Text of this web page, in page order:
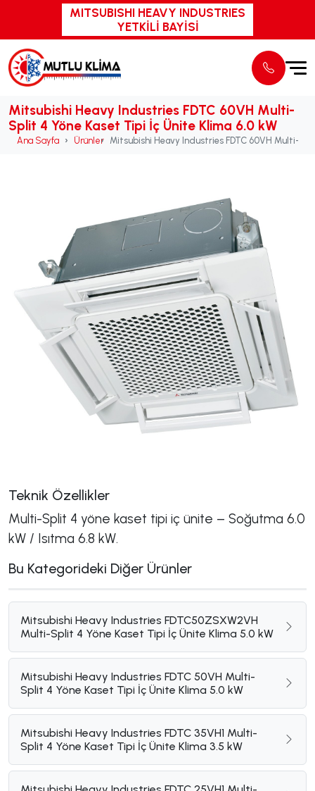
MITSUBISHI HEAVY INDUSTRIES
YETKİLİ BAYİSİ
Mitsubishi Heavy Industries FDTC 60VH Multi-
Split 4 Yöne Kaset Tipi İç Ünite Klima 6.0 kW
Ana Sayfa Ürünler Mitsubishi Heavy Industries FDTC 60VH Multi-
Teknik Özellikler
Multi-Split 4 yöne kaset tipi iç ünite – Soğutma 6.0
kW / Isıtma 6.8 kW.
Bu Kategorideki Diğer Ürünler
Mitsubishi Heavy Industries FDTC50ZSXW2VH
Multi-Split 4 Yöne Kaset Tipi İç Ünite Klima 5.0 kW
Mitsubishi Heavy Industries FDTC 50VH Multi-
Split 4 Yöne Kaset Tipi İç Ünite Klima 5.0 kW
Mitsubishi Heavy Industries FDTC 35VH1 Multi-
Split 4 Yöne Kaset Tipi İç Ünite Klima 3.5 kW